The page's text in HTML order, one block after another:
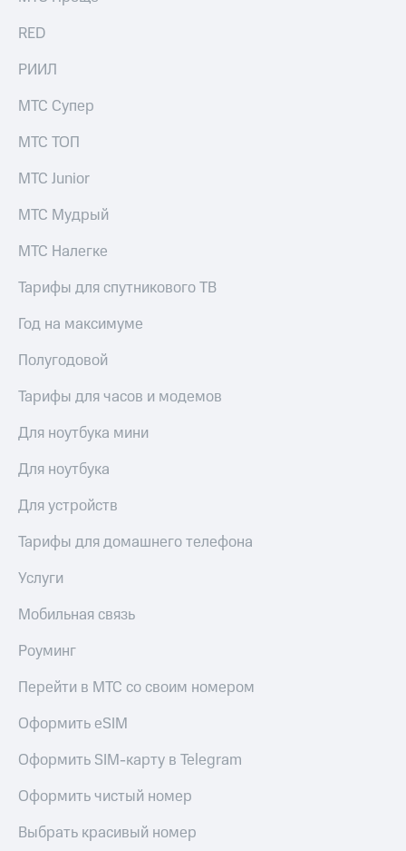
и не
и родителям
Здоровье
от МТС
Акции
Приложения
Музыка
КИОН
Строки
Live
Гудок
Мой
приложения
Получайте
онлайн
Покупка
полисов
онлайн
Скидка 30%
на связь
Live
приложения
Инвестиции
Получайте
доход
онлайн
Покупка
полисов
онлайн
Скидка 30%
на связь
С картой
Деньги
Накопления
Откладывайте
и получайте
пополнения
на связь
Тарифы
РИИЛ
и МТС Супер
дешевле
при оплате
МТС Деньги
RED
РИИЛ
МТС Супер
МТС ТОП
МТС Junior
МТС Мудрый
МТС Налегке
Тарифы для спутникового ТВ
Год на максимуме
Полугодовой
Тарифы для часов и модемов
Для ноутбука мини
Для ноутбука
Для устройств
Тарифы для домашнего телефона
Услуги
Мобильная связь
Роуминг
Перейти в МТС со своим номером
Оформить eSIM
Оформить SIM-карту в Telegram
Оформить чистый номер
Выбрать красивый номер